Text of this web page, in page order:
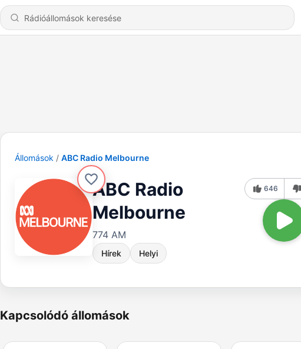
Állomások ABC Radio Melbourne
ABC Radio
Melbourne
774 AM
Hírek Helyi
646
Kapcsolódó állomások